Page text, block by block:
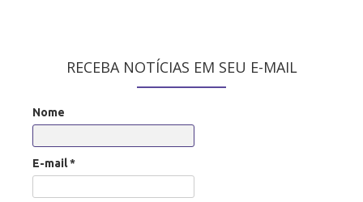
RECEBA NOTÍCIAS EM SEU E-MAIL
Nome
E-mail*